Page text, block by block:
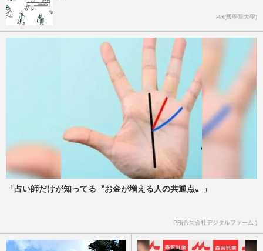
PR(國學院大學)
「占い師だけが知ってる〝お金が増える人の共通点〟」
PR(合同会社デジタルファーム )